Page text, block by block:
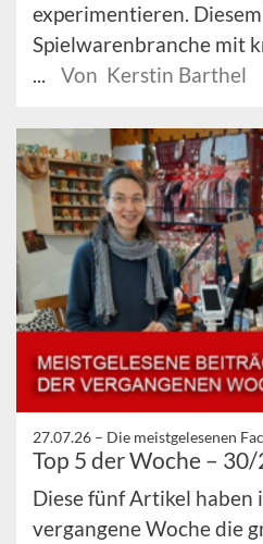
experimentieren.
Spielwarenbranche mit
Von Kerstin Barthel
27.07.26 – Die meistgelesenen
Top 5 der Woche –
Diese fünf Artikel haben
vergangene Woche die